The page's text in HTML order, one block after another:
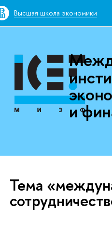
Высшая школа экономики
и
Тема